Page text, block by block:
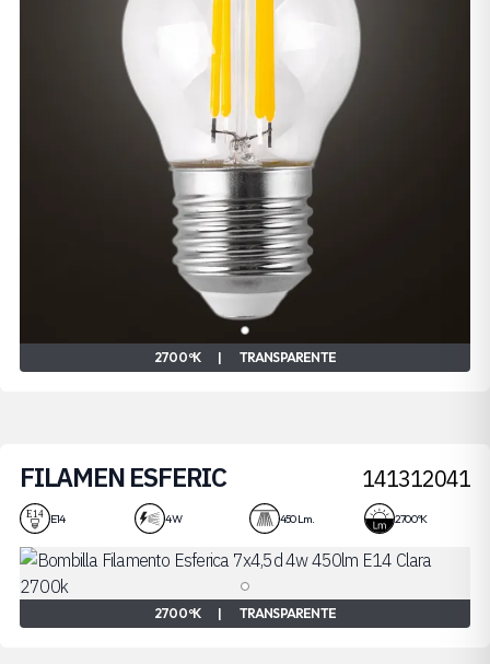
2700 ºK | TRANSPARENTE
FILAMEN ESFERIC
4W
141312041
E14 4 W 450 Lm. 2700 ºK
2700 ºK | TRANSPARENTE